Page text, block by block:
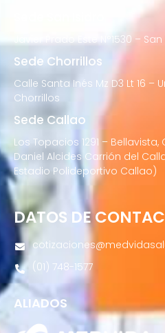
Javier Prado Este N°1530 –
Sede Chorrillos
Calle Santa Inés Mz D3 Lt 16 –
Chorrillos
Sede Callao
Los Topacios 1291 –
Daniel Alcides Carrión del
Estadio Polideportivo Callao)
DATOS DE
(01) 748-1577
ALIADOS